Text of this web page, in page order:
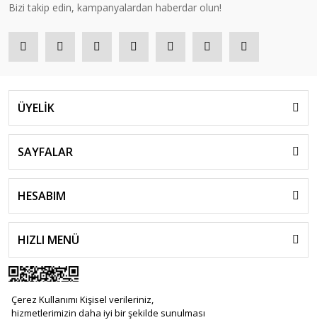
Çerez Kullanımı Kişisel verileriniz,
hizmetlerimizin daha iyi bir şekilde sunulması
Bizi takip edin, kampanyalardan haberdar olun!
ÜYELİK
SAYFALAR
HESABIM
HIZLI MENÜ